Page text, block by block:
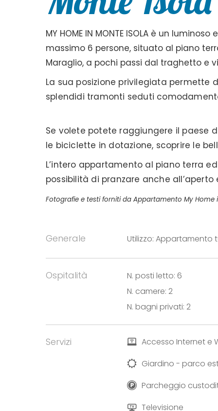
MY HOME IN MONTE ISOLA è un
massimo 6 persone, situato al piano
Maraglio, a pochi passi dal traghetto e
La sua posizione privilegiata permette
splendidi tramonti seduti
Se volete potete raggiungere il paese
le biciclette in dotazione, scoprire le
L’intero appartamento al piano terra
possibilità di pranzare anche
Fotografie e testi forniti da Appartamento My Home
Generale Utilizzo: Appartamento
Ospitalità
N. posti letto: 6
N. camere: 2
N. bagni privati: 2
Servizi
Accesso Internet e
Giardino - parco
Parcheggio
Televisione